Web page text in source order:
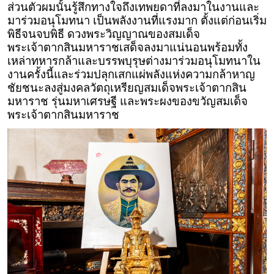
ส่วนตัวผมนั้นรู้สึกทางใจถึงเทพยดาที่ลงมาในงานและ
มาร่วมอนุโมทนา เป็นพลังงานที่แรงมาก ตั้งแต่ก่อนเริ่ม
พิธีจนจบพิธี ดวงพระวิญญาณของสมเด็จ
พระเจ้าตากสินมหาราชเสด็จลงมาแน่นอนพร้อมทั้ง
เหล่าทหารกล้าและบรรพบุรุษต่างมาร่วมอนุโมทนาใน
งานครั้งนี้และร่วมปลุกเสกแผ่พลังแห่งความกล้าหาญ
ชัยชนะลงสู่มงคลวัตถุเหรียญสมเด็จพระเจ้าตากสิน
มหาราช รุ่นมหาเศรษฐี และพระผงของขวัญสมเด็จ
พระเจ้าตากสินมหาราช